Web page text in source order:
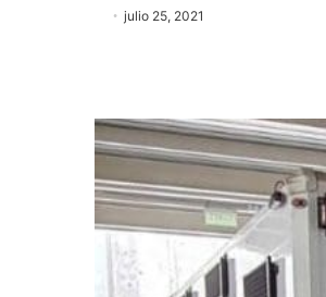
julio 25, 2021